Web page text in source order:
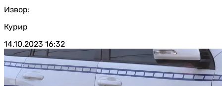
Извор:
Курир
14.10.2023 16:32